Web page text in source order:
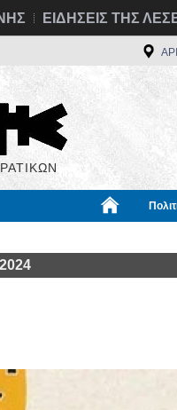
ΕΙΔΗΣΕΙΣ ΤΗΣ